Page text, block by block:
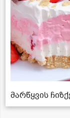
მარწყვის